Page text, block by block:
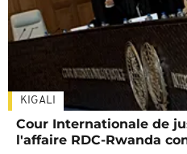
KIGALI
Cour Internationale de
l'affaire RDC-Rwanda